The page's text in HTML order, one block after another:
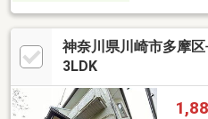
神奈川県川崎市多摩
3LDK